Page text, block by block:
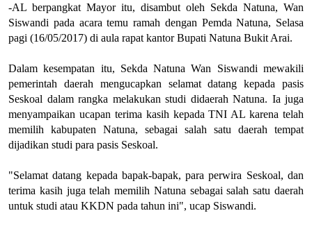
-AL berpangkat Mayor itu, disambut oleh Sekda Natuna, Wan
Siswandi pada acara temu ramah dengan Pemda Natuna, Selasa
pagi (16/05/2017) di aula rapat kantor Bupati Natuna Bukit Arai.
Dalam kesempatan itu, Sekda Natuna Wan Siswandi mewakili
pemerintah daerah mengucapkan selamat datang kepada pasis
Seskoal dalam rangka melakukan studi didaerah Natuna. Ia juga
menyampaikan ucapan terima kasih kepada TNI AL karena telah
memilih kabupaten Natuna, sebagai salah satu daerah tempat
dijadikan studi para pasis Seskoal.
"Selamat datang kepada bapak-bapak, para perwira Seskoal, dan
terima kasih juga telah memilih Natuna sebagai salah satu daerah
untuk studi atau KKDN pada tahun ini", ucap Siswandi.